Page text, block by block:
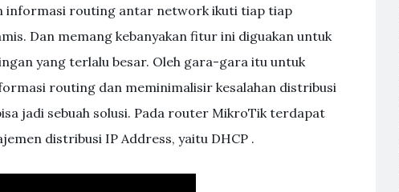
informasi routing antar network ikuti tiap tiap
Dan memang kebanyakan fitur ini diguakan untuk
yang terlalu besar. Oleh gara-gara itu untuk
routing dan meminimalisir kesalahan distribusi
jadi sebuah solusi. Pada router MikroTik terdapat
distribusi IP Address, yaitu DHCP .